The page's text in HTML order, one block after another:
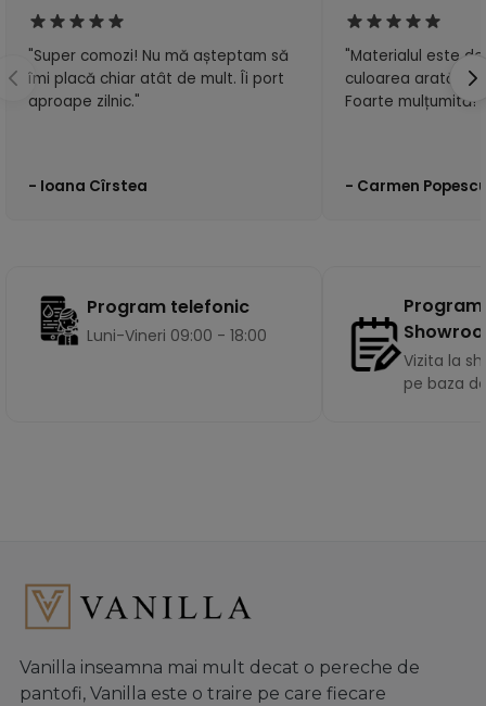
"Super comozi! Nu mă așteptam să
îmi placă chiar atât de mult. Îi port
aproape zilnic."
- Ioana Cîrstea
"Materialul este
culoarea arată
Foarte mulțumită!"
- Carmen
Program telefonic
Luni-Vineri 09:00 - 18:00
Vizita la
pe baza
Vanilla inseamna mai mult decat o pereche de
pantofi, Vanilla este o traire pe care fiecare